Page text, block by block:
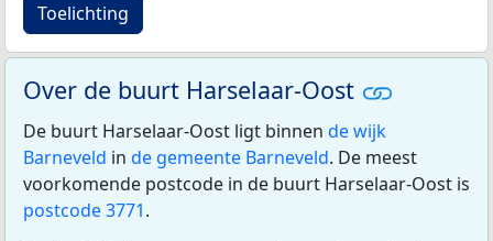
Toelichting
Over de buurt Harselaar-Oost
De buurt Harselaar-Oost ligt binnen de wijk
Barneveld in de gemeente Barneveld. De meest
voorkomende postcode in de buurt Harselaar-Oost is
postcode 3771.